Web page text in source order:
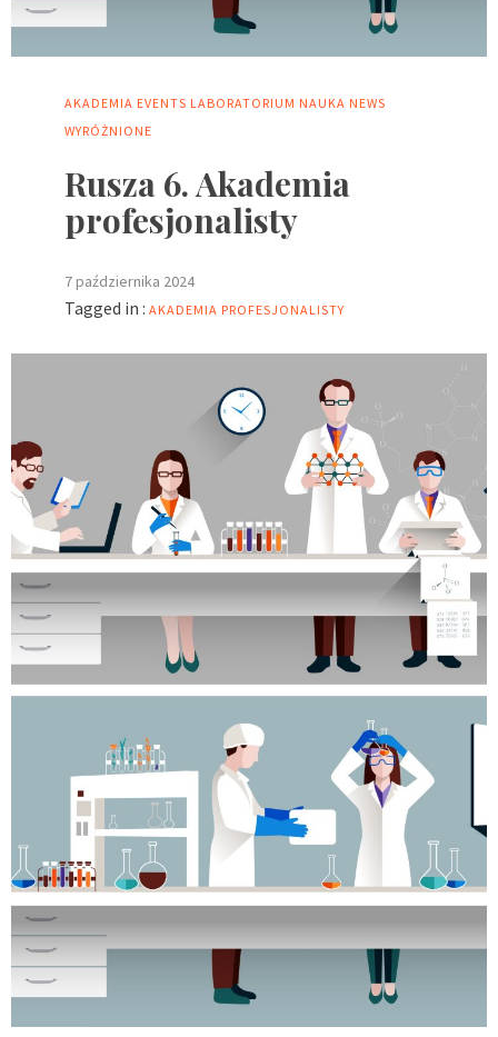
AKADEMIA EVENTS LABORATORIUM NAUKA NEWS
WYRÓŻNIONE
Rusza 6. Akademia
profesjonalisty
7 października 2024
Tagged in : AKADEMIA PROFESJONALISTY